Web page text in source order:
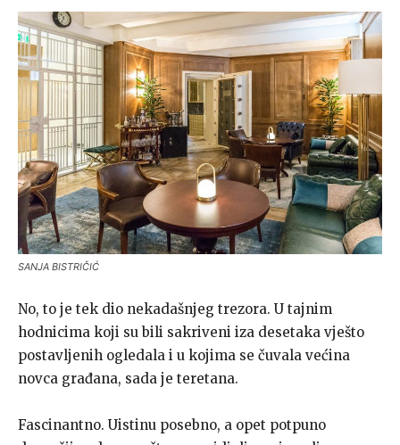
SANJA BISTRIČIĆ
No, to je tek dio nekadašnjeg trezora. U tajnim
hodnicima koji su bili sakriveni iza desetaka vješto
postavljenih ogledala i u kojima se čuvala većina
novca građana, sada je teretana.
Fascinantno. Uistinu posebno, a opet potpuno